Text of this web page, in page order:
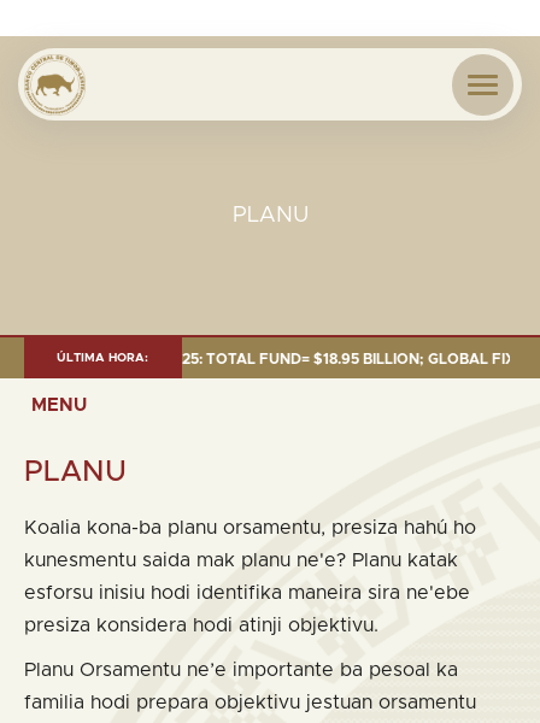
PLANU
ÚLTIMA HORA:
AS OF 30 SEP. 2025: TOTAL FUND= $18.95 BILLION; GLOBAL FIXED
MENU
PLANU
Koalia kona-ba planu orsamentu, presiza hahú ho
kunesmentu saida mak planu ne'e? Planu katak
esforsu inisiu hodi identifika maneira sira ne'ebe
presiza konsidera hodi atinji objektivu.
Planu Orsamentu ne’e importante ba pesoal ka
familia hodi prepara objektivu jestuan orsamentu